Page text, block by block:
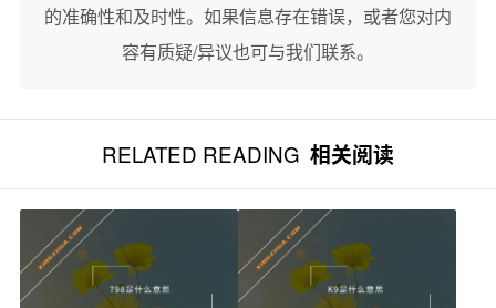
的准确性和及时性。如果信息存在错误，或者您对内
容有质疑/异议也可与我们联系。
RELATED READING 相关阅读